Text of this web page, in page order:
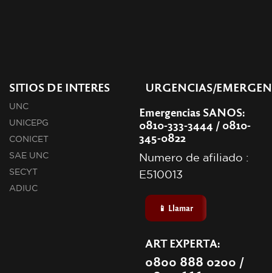
SITIOS DE INTERES
UNC
UNICEPG
CONICET
SAE UNC
SECYT
ADIUC
URGENCIAS/
Emergencias SANOS:
0810-333-3444 / 0810-
345-0822
Numero de afiliado :
E510013
📱 Llamar
ART EXPERTA:
0800 888 0200 /